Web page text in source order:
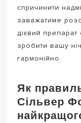
спричинити
заважатиме
дієвий
зробити вашу
гармонійно.
Як
Сільвер